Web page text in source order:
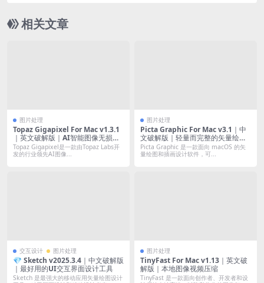
相关文章
图片处理
Topaz Gigapixel For Mac v1.3.1
｜英文破解版｜AI智能图像无损超
清放大神器
Topaz Gigapixel是一款由Topaz Labs开
发的行业领先AI图像...
图片处理
Picta Graphic For Mac v3.1｜中
文破解版｜轻量而完整的矢量绘图
与插画设计工具。
Picta Graphic 是一款面向 macOS 的矢
量绘图和插画设计软件，可...
交互设计 图片处理
💎 Sketch v2025.3.4｜中文破解版
｜最好用的UI交互界面设计工具
Sketch 是最强大的移动应用矢量绘图设计
图片处理
TinyFast For Mac v1.13｜英文破
解版｜本地图像视频压缩
TinyFast 是一款面向创作者、开发者和设